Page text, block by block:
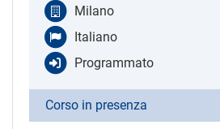
Milano
Italiano
Programmato
Corso in presenza